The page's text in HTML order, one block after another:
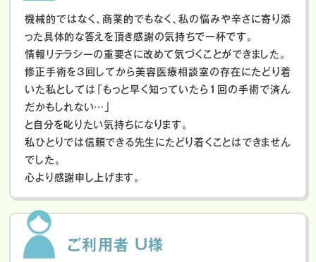
機械的ではなく、商業的でもなく、私の悩みや辛さに寄り添
った具体的な答えを頂き感謝の気持ちで一杯です。
情報リテラシーの重要さに改めて気づくことができました。
修正手術を3回してから美容医療相談室の存在にたどり着
いた私としては「もっと早く知っていたら1回の手術で済ん
だかもしれない…」
と自分を叱りたい気持ちになります。
私ひとりでは信頼できる先生にたどり着くことはできません
でした。
心より感謝申し上げます。
ご利用者 U様